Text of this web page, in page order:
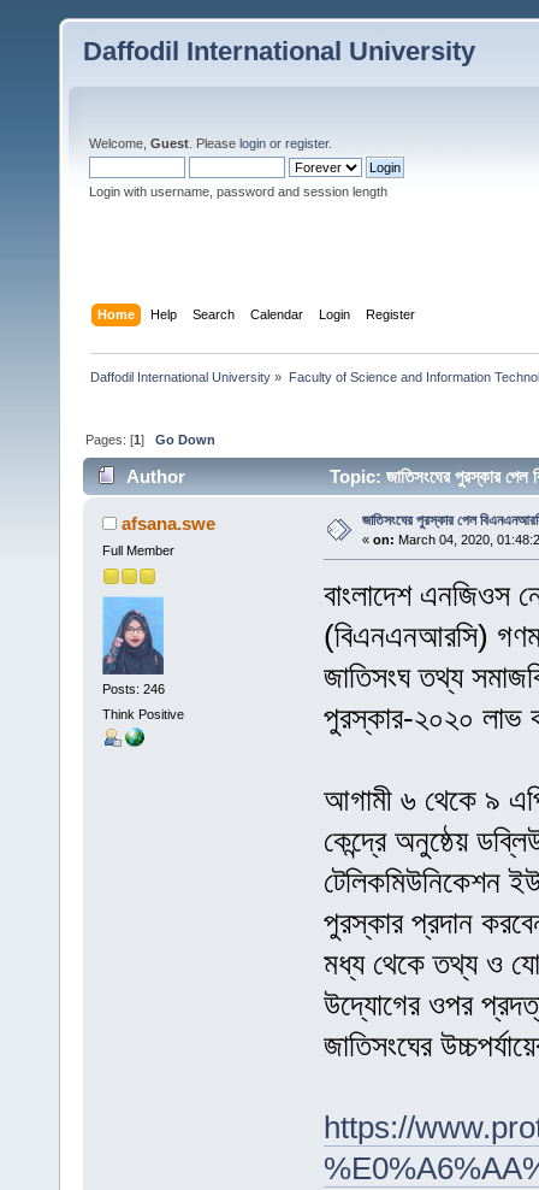
Daffodil International University
Welcome, Guest . Please login or register.
Login with username, password and session length
Home Help Search Calendar Login Register
Daffodil International University » Faculty of Science and Information
Pages: [1]Go Down
Author Topic: জাতিসংঘের পুরস্কার
afsana.swe
Full Member
Posts: 246
Think Positive
জাতিসংঘের পুরস্কার পেল
« on: March 04, 2020,
বাংলাদেশ এনজিওস
(বিএনএনআরসি)
জাতিসংঘ তথ্য
পুরস্কার-২০২০ লাভ
আগামী ৬ থেকে ৯
কেন্দ্রে অনুষ্ঠেয়
টেলিকমিউনিকেশন
পুরস্কার প্রদান
মধ্য থেকে তথ্য ও
উদ্যোগের ওপর
জাতিসংঘের
https://